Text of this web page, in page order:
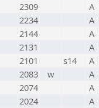
2309 A
2234 A
2144 A
2131 A
2101 s14 A
2083 w A
2074 A
2024 A